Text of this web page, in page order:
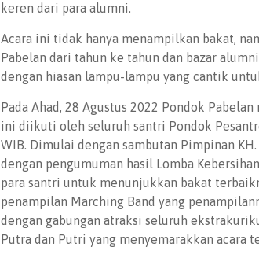
keren dari para alumni.
Acara ini tidak hanya menampilkan bakat,
Pabelan dari tahun ke tahun dan bazar
dengan hiasan lampu-lampu yang cantik
Pada Ahad, 28 Agustus 2022 Pondok
ini diikuti oleh seluruh santri Pondok
WIB. Dimulai dengan sambutan Pimpinan
dengan pengumuman hasil Lomba
para santri untuk menunjukkan bakat
penampilan Marching Band yang
dengan gabungan atraksi seluruh
Putra dan Putri yang menyemarakkan acara